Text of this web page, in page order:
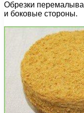
Обрезки
и боковые стороны.